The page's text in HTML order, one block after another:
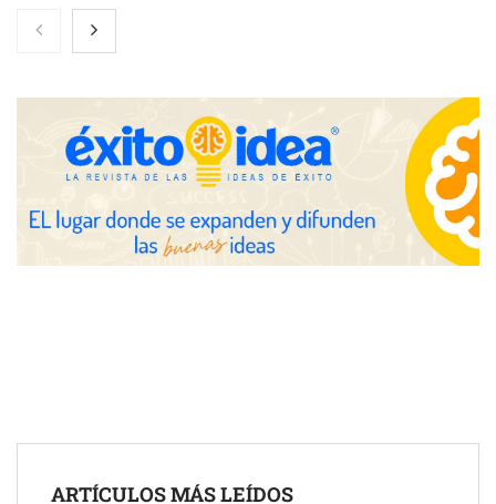
Nicols presenta seis modelos de anillos de compromiso para el
eclipse solar del 12 de agosto
Zoomex mejora su Strategy Center con herramientas
avanzadas para trading estratégico
COMPALISS de LYSOTRIC: cuando un solo producto multiplica
las posibilidades del salón profesional
ARTÍCULOS MÁS LEÍDOS